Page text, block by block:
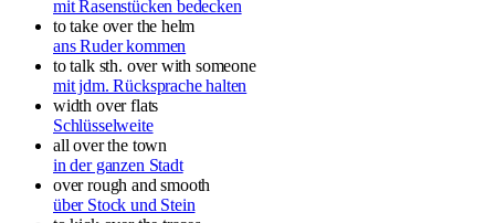
mit Rasenstücken bedecken
to take over the helm
ans Ruder kommen
to talk sth. over with someone
mit jdm. Rücksprache halten
width over flats
Schlüsselweite
all over the town
in der ganzen Stadt
over rough and smooth
über Stock und Stein